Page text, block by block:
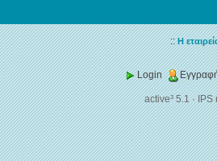
::Η
Login
active³ 5.1·IPS